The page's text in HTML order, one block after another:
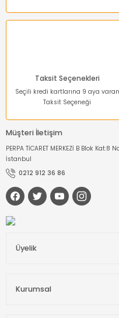
Taksit Seçenekleri
Seçili kredi kartlarına 9 aya varan
Taksit Seçeneği
Müşteri İletişim
PERPA TİCARET MERKEZİ B Blok
İstanbul
0212 912 36 86
Üyelik
Kurumsal